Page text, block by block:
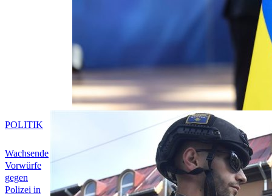
Wachsende
Vorwürfe
gegen
Polizei in
POLITIK